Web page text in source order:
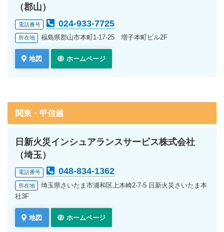
（郡山）
電話番号 024-933-7725
所在地 福島県郡山市本町1-17-25 増子本町ビル2F
地図 ホームページ
関東・甲信越
日新火災インシュアランスサービス株式会社
（埼玉）
電話番号 048-834-1362
所在地
埼玉県さいたま市浦和区上木崎2-7-5 日新火災さいたま本
社3F
地図 ホームページ